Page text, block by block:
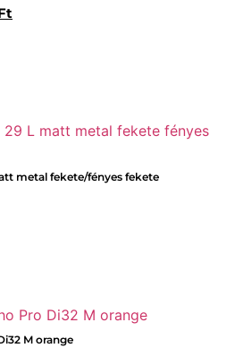
metal fekete/fényes fekete
M orange